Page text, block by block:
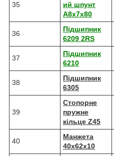
35
ий шпунт
A8x7x80
36
Підшипник
6209 2RS
37
Підшипник
6210
38
Підшипник
6305
39
Стопорне
пружне
кільце Z45
40
Манжета
40х62х10